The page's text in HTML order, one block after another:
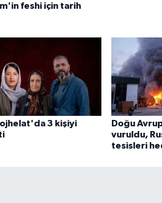
feshi için tarih
3 kişiyi
Doğu
vuruldu,
tesisleri